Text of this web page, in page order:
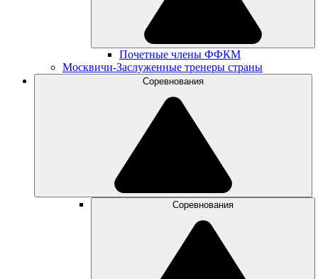
Почетные члены ФФКМ
Москвичи-Заслуженные тренеры страны
Соревнования
Соревнования